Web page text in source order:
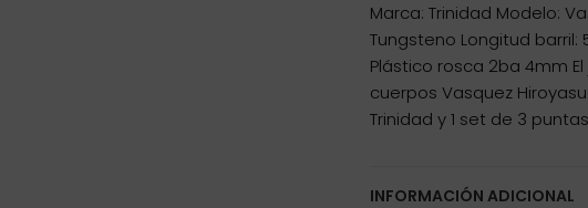
Marca: Trinidad Modelo:
Tungsteno Longitud
Plástico rosca 2ba 4mm
cuerpos Vasquez
Trinidad y 1 set de 3
INFORMACIÓN ADICIONAL